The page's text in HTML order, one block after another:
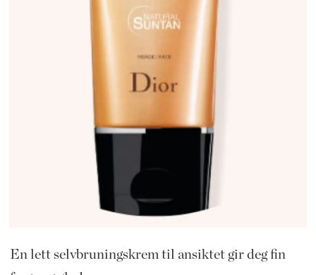
En lett selvbruningskrem til ansiktet gir deg fin